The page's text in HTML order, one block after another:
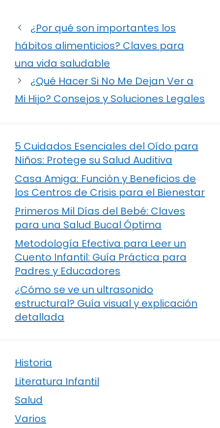
¿Por qué son importantes los
hábitos alimenticios? Claves para
una vida saludable
¿Qué Hacer Si No Me Dejan Ver a
Mi Hijo? Consejos y Soluciones Legales
5 Cuidados Esenciales del Oído para
Niños: Protege su Salud Auditiva
Casa Amiga: Función y Beneficios de
los Centros de Crisis para el Bienestar
Primeros Mil Días del Bebé: Claves
para una Salud Bucal Óptima
Metodología Efectiva para Leer un
Cuento Infantil: Guía Práctica para
Padres y Educadores
¿Cómo se ve un ultrasonido
estructural? Guía visual y explicación
detallada
Historia
Literatura Infantil
Salud
Varios